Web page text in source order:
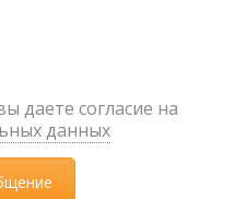
даете согласие на
данных